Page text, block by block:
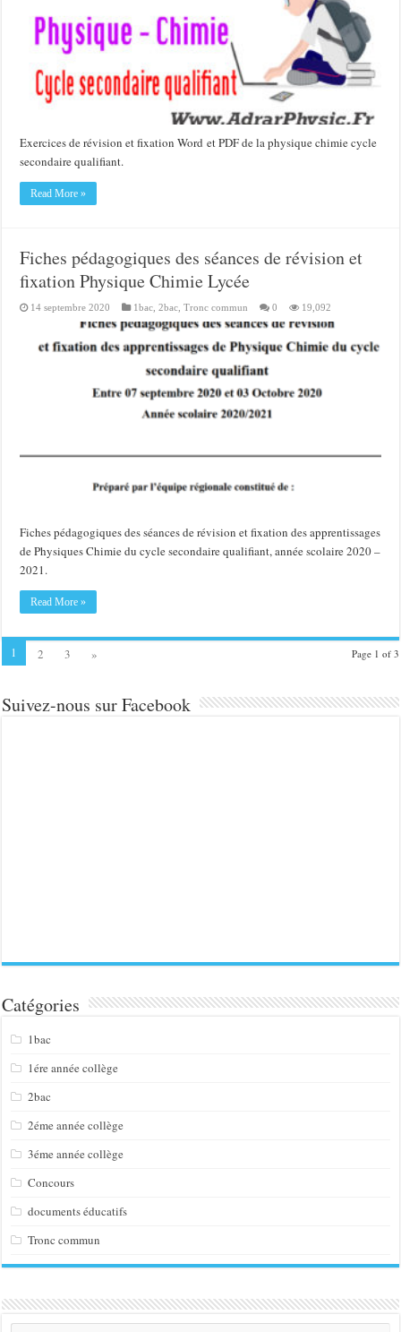
Exercices de révision et fixation Word et PDF de la physique chimie cycle
secondaire qualifiant.
Read More »
Fiches pédagogiques des séances de révision et
fixation Physique Chimie Lycée
14 septembre 2020 1bac ,2bac ,Tronc commun 0 19,092
Fiches pédagogiques des séances de révision et fixation des apprentissages
de Physiques Chimie du cycle secondaire qualifiant, année scolaire 2020 –
2021.
Read More »
Page 1 of 3
1 2 3 »
Suivez-nous sur Facebook
Catégories
1bac
1ére année collège
2bac
2éme année collège
3éme année collège
Concours
documents éducatifs
Tronc commun